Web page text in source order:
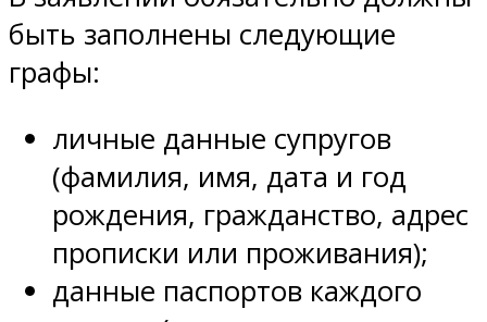
быть заполнены следующие
графы:
личные данные супругов
(фамилия, имя, дата и год
рождения, гражданство, адрес
прописки или проживания);
данные паспортов каждого